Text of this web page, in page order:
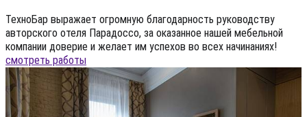
ТехноБар выражает огромную благодарность руководству
авторского отеля Парадоссо, за оказанное нашей мебельной
компании доверие и желает им успехов во всех начинаниях!
смотреть работы